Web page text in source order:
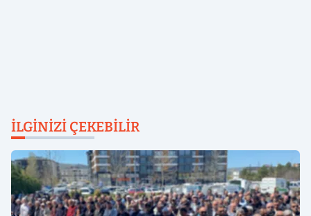
İLGINIZI ÇEKEBILIR